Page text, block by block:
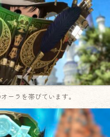
ーラを帯びています。